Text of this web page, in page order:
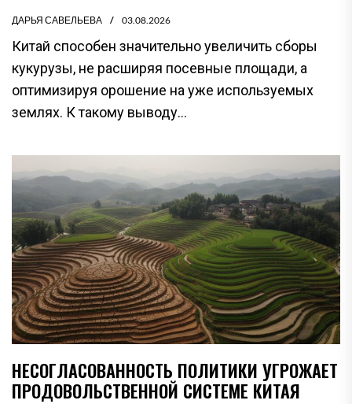
ДАРЬЯ САВЕЛЬЕВА 03.08.2026
Китай способен значительно увеличить сборы
кукурузы, не расширяя посевные площади, а
оптимизируя орошение на уже используемых
землях. К такому выводу...
НЕСОГЛАСОВАННОСТЬ ПОЛИТИКИ УГРОЖАЕТ
ПРОДОВОЛЬСТВЕННОЙ СИСТЕМЕ КИТАЯ